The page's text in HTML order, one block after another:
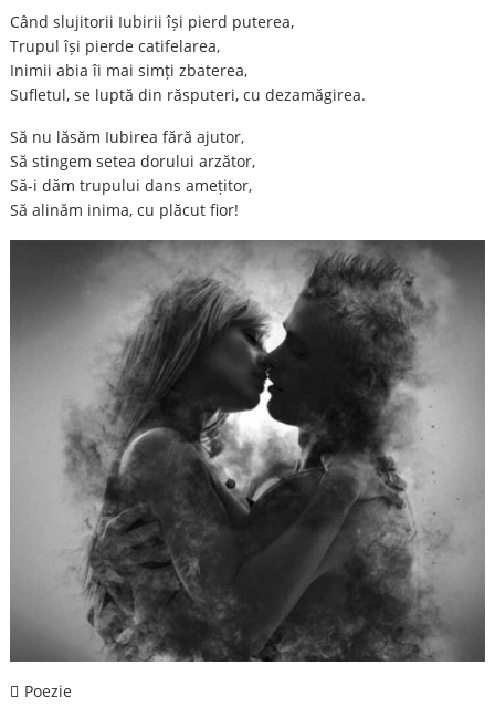
Când slujitorii Iubirii își pierd puterea,
Trupul își pierde catifelarea,
Inimii abia îi mai simți zbaterea,
Sufletul, se luptă din răsputeri, cu dezamăgirea.
Să nu lăsăm Iubirea fără ajutor,
Să stingem setea dorului arzător,
Să-i dăm trupului dans amețitor,
Să alinăm inima, cu plăcut fior!
Poezie